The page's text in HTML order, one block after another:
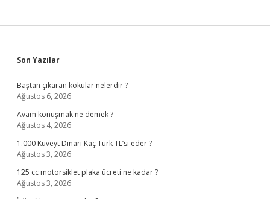
Sidebar
Son Yazılar
Baştan çıkaran kokular nelerdir ?
Ağustos 6, 2026
Avam konuşmak ne demek ?
Ağustos 4, 2026
1.000 Kuveyt Dinarı Kaç Türk TL’si eder ?
Ağustos 3, 2026
125 cc motorsiklet plaka ücreti ne kadar ?
Ağustos 3, 2026